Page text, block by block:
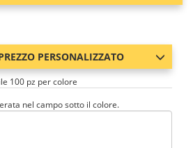
PERSONALIZZATO
100 pz per colore
nel campo sotto il colore.